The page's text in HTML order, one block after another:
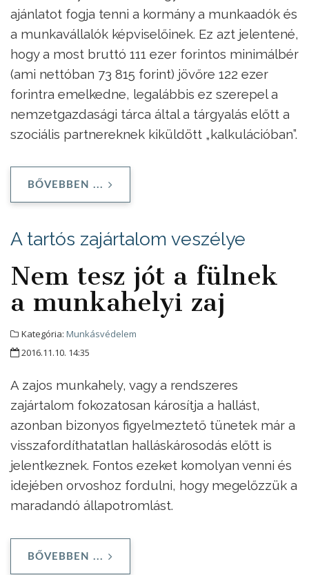
ajánlatot fogja tenni a kormány a munkaadók és
a munkavállalók képviselőinek. Ez azt jelentené,
hogy a most bruttó 111 ezer forintos minimálbér
(ami nettóban 73 815 forint) jövőre 122 ezer
forintra emelkedne, legalábbis ez szerepel a
nemzetgazdasági tárca által a tárgyalás előtt a
szociális partnereknek kiküldött „kalkulációban”.
BŐVEBBEN ...
A tartós zajártalom veszélye
Nem tesz jót a fülnek
a munkahelyi zaj
Kategória: Munkásvédelem
2016.11.10. 14:35
A zajos munkahely, vagy a rendszeres
zajártalom fokozatosan károsítja a hallást,
azonban bizonyos figyelmeztető tünetek már a
visszafordíthatatlan halláskárosodás előtt is
jelentkeznek. Fontos ezeket komolyan venni és
idejében orvoshoz fordulni, hogy megelőzzük a
maradandó állapotromlást.
BŐVEBBEN ...